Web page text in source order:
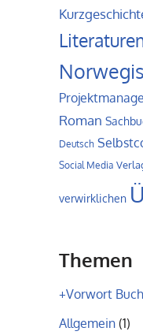
Roman
Deutsch
Social Media
verwirklichen
Themen
+Vorwort Buch
Allgemein (1)